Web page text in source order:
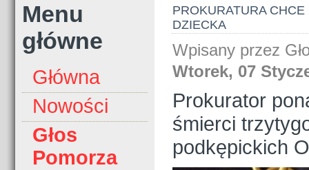
Menu
główne
Główna
Nowości
Głos
Pomorza
PROKURATURA
DZIECKA
Wpisany przez
Wtorek, 07
Prokurator
śmierci
podkępickich